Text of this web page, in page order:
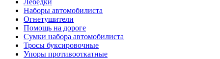
Лебедки
Наборы автомобилиста
Огнетушители
Помощь на дороге
Сумки набора автомобилиста
Тросы буксировочные
Упоры противооткатные